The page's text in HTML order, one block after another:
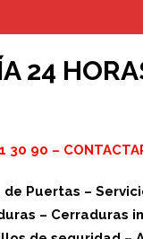
24
30 90 –
Puertas –
– Cerraduras